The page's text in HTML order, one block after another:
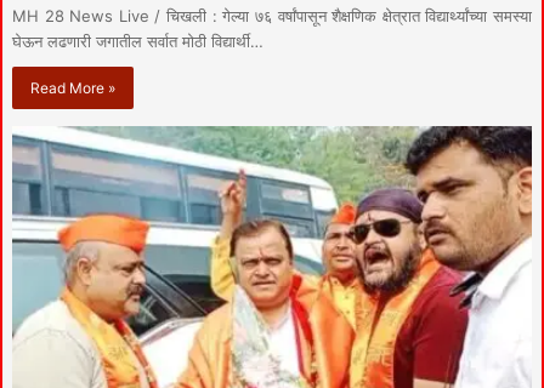
MH 28 News Live / चिखली : गेल्या ७६ वर्षांपासून शैक्षणिक क्षेत्रात विद्यार्थ्यांच्या समस्या
घेऊन लढणारी जगातील सर्वात मोठी विद्यार्थी…
Read More »